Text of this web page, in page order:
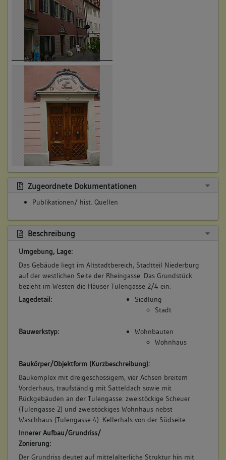
Betroffene Gebäudeteile:
Ausstattung
Konstruktionsdetail:
Detail (Ausstattung)
bemerkenswerte Wand-/Deckengestaltung
Zugeordnete Dokumentationen
Publikationen/ hist. Quellen
Beschreibung
Umgebung, Lage:
Das Gebäude liegt im Altstadtbereich, Stadtteil Niederburg
auf der westlichen Seite der Rheingasse. Das Grundstück
bezieht im Westen die Häuser Tulengasse 2/4 ein.
Lagedetail:
Siedlung
Stadt
Bauwerkstyp:
Wohnbauten
Wohnhaus
Baukörper/Objektform (Kurzbeschreibung):
Baukomplex mit dreigeschossigem, vier Achsen breitem
Vorderhaus, traufständig mit Satteldach sowie mit
Rückgebäuden an der Tulengasse: zweistöckige Scheuer
(Tulengasse 2) und zweistöckiges Wohnhaus nebst
Waschhaus (Tulengasse 4). Kellerhals von der Südseite.
Innerer Aufbau/Grundriss/
Zonierung:
Der Grundriss deutet auf mittelalterliche Struktur hin mit